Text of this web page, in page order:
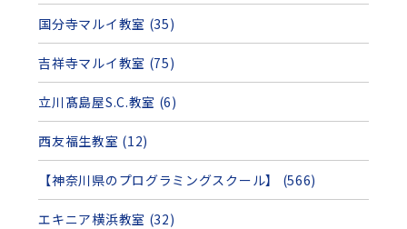
国分寺マルイ教室 (35)
吉祥寺マルイ教室 (75)
立川髙島屋S.C.教室 (6)
西友福生教室 (12)
【神奈川県のプログラミングスクール】 (566)
エキニア横浜教室 (32)